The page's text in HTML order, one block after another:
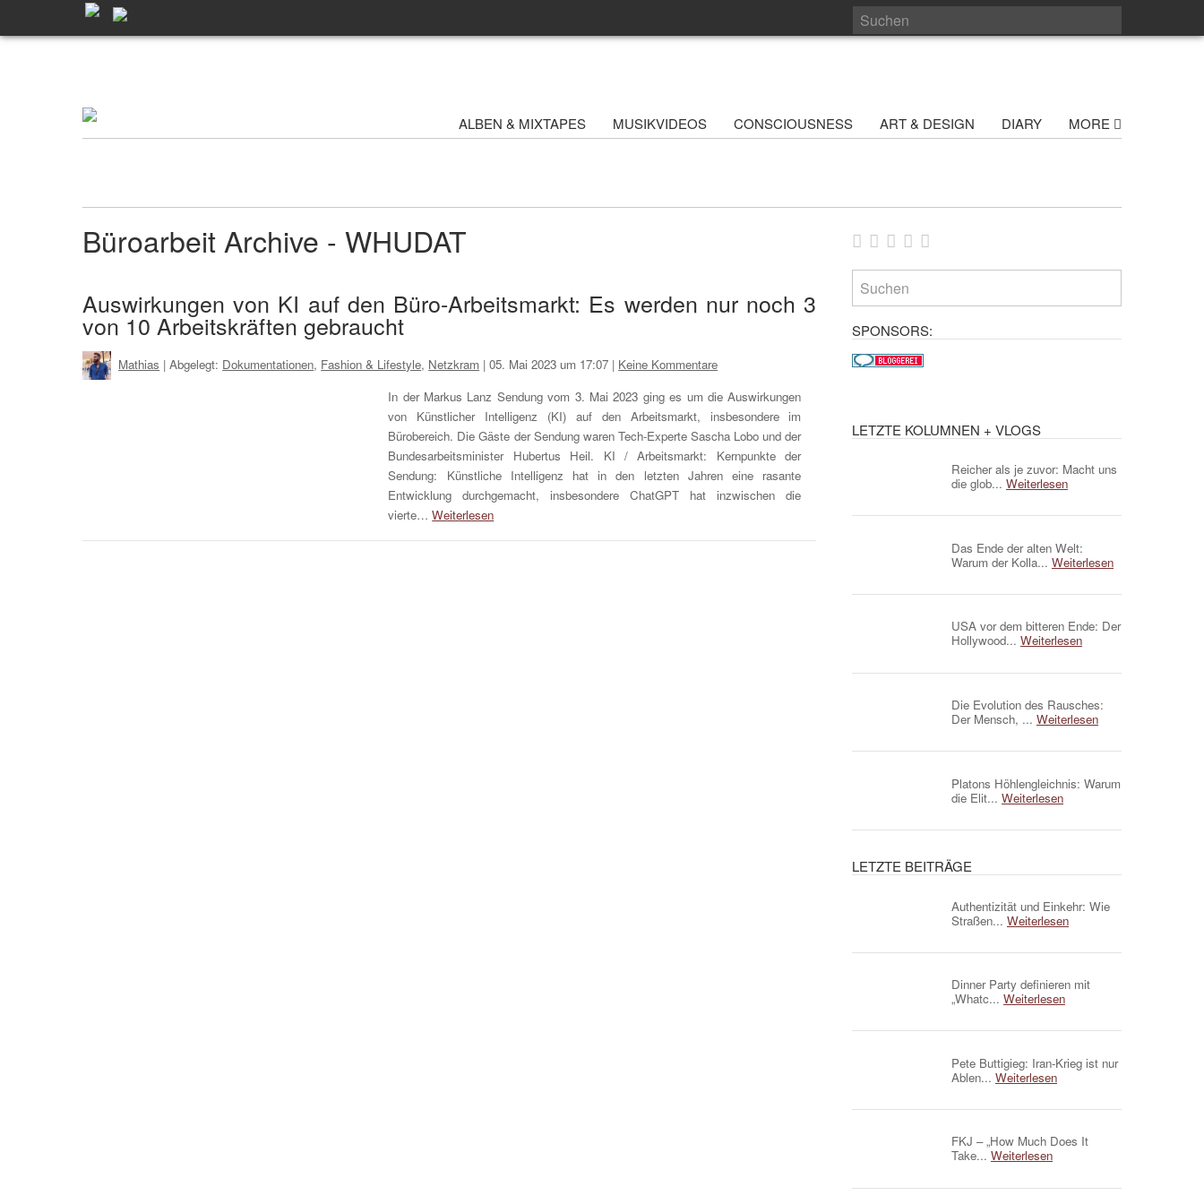
ALBEN & MIXTAPES MUSIKVIDEOS CONSCIOUSNESS ART & DESIGN DIARY MORE
Büroarbeit Archive - WHUDAT
Auswirkungen von KI auf den Büro-Arbeitsmarkt: Es werden nur noch 3
von 10 Arbeitskräften gebraucht
Mathias | Abgelegt: Dokumentationen, Fashion & Lifestyle, Netzkram |05. Mai 2023 um 17:07 | Keine Kommentare
In der Markus Lanz Sendung vom 3. Mai 2023 ging es um die Auswirkungen
von Künstlicher Intelligenz (KI) auf den Arbeitsmarkt, insbesondere im
Bürobereich. Die Gäste der Sendung waren Tech-Experte Sascha Lobo und der
Bundesarbeitsminister Hubertus Heil. KI / Arbeitsmarkt: Kernpunkte der
Sendung: Künstliche Intelligenz hat in den letzten Jahren eine rasante
Entwicklung durchgemacht, insbesondere ChatGPT hat inzwischen die
vierte…Weiterlesen
SPONSORS:
LETZTE KOLUMNEN + VLOGS
Reicher als je zuvor: Macht uns
die glob... Weiterlesen
Das Ende der alten Welt:
Warum der Kolla... Weiterlesen
USA vor dem bitteren Ende: Der
Hollywood... Weiterlesen
Die Evolution des Rausches:
Der Mensch, ... Weiterlesen
Platons Höhlengleichnis: Warum
die Elit... Weiterlesen
LETZTE BEITRÄGE
Authentizität und Einkehr: Wie
Straßen... Weiterlesen
Dinner Party definieren mit
„Whatc... Weiterlesen
Pete Buttigieg: Iran-Krieg ist nur
Ablen... Weiterlesen
FKJ – „How Much Does It
Take... Weiterlesen